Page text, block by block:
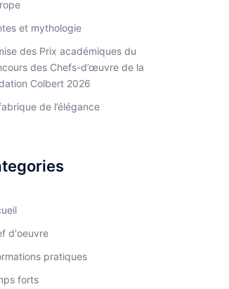
et mythologie
des Prix académiques du
des Chefs-d’œuvre de la
Colbert 2026
de l’élégance
d'oeuvre
pratiques
forts